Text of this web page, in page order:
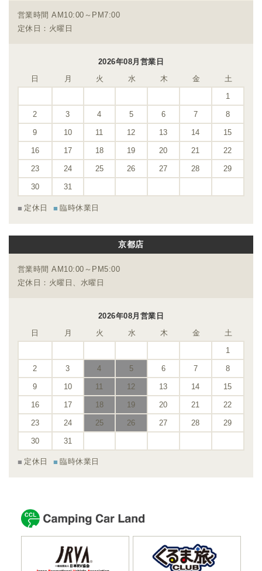
営業時間 AM10:00～PM7:00
定休日：火曜日
2026年08月営業日
日
月 火 水 木 金
土
1
2 3 4 5 6 7 8
9 10 11 12 13 14 15
16 17 18 19 20 21 22
23 24 25 26 27 28 29
30 31
定休日 臨時休業日
京都店
営業時間 AM10:00～PM5:00
定休日：火曜日、水曜日
2026年08月営業日
日
月 火 水 木 金
土
1
2 3 4 5 6 7 8
9 10 11 12 13 14 15
16 17 18 19 20 21 22
23 24 25 26 27 28 29
30 31
定休日 臨時休業日